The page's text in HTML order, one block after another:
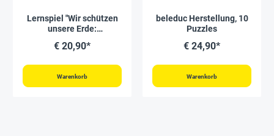
Lernspiel "Wir schützen
unsere Erde:
€ 20,90*
Warenkorb
beleduc Herstellung, 10
Puzzles
€ 24,90*
Warenkorb